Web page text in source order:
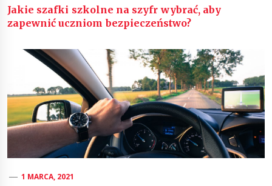
Jakie szafki szkolne na szyfr wybrać, aby
zapewnić uczniom bezpieczeństwo?
1 MARCA, 2021